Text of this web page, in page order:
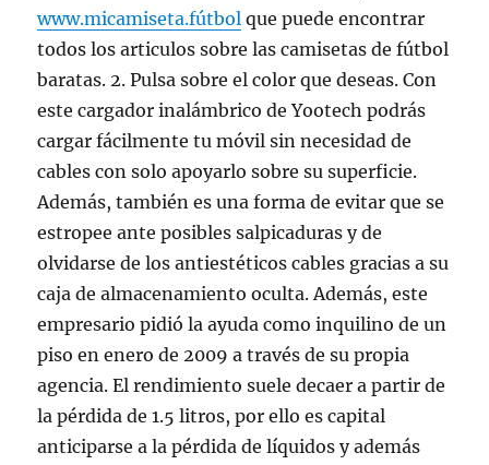
www.micamiseta.fútbol que puede encontrar
todos los articulos sobre las camisetas de fútbol
baratas. 2. Pulsa sobre el color que deseas. Con
este cargador inalámbrico de Yootech podrás
cargar fácilmente tu móvil sin necesidad de
cables con solo apoyarlo sobre su superficie.
Además, también es una forma de evitar que se
estropee ante posibles salpicaduras y de
olvidarse de los antiestéticos cables gracias a su
caja de almacenamiento oculta. Además, este
empresario pidió la ayuda como inquilino de un
piso en enero de 2009 a través de su propia
agencia. El rendimiento suele decaer a partir de
la pérdida de 1.5 litros, por ello es capital
anticiparse a la pérdida de líquidos y además